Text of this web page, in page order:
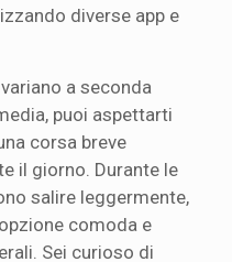
diverse app e
a seconda
puoi aspettarti
corsa breve
il giorno. Durante le
salire leggermente,
comoda e
Sei curioso di